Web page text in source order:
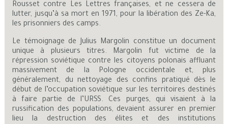
Rousset contre Les Lettres françaises, et ne cessera de
lutter, jusqu’à sa mort en 1971, pour la libération des Ze-Ka,
les prisonniers des camps.
Le témoignage de Julius Margolin constitue un document
unique à plusieurs titres. Margolin fut victime de la
répression soviétique contre les citoyens polonais affluant
massivement de la Pologne occidentale et, plus
généralement, du nettoyage des confins pratiqué dès le
début de l’occupation soviétique sur les territoires destinés
à faire partie de l’URSS. Ces purges, qui visaient à la
russification des populations, devaient assurer en premier
lieu la destruction des élites et des institutions